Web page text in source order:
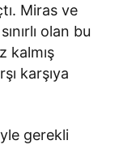
Miras ve
olan bu
kalmış
karşıya
gerekli